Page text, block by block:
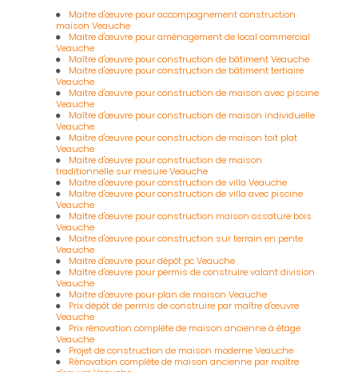
Maitre d'œuvre pour accompagnement construction
maison Veauche
Maitre d'œuvre pour aménagement de local commercial
Veauche
Maître d'œuvre pour construction de bâtiment Veauche
Maitre d'œuvre pour construction de bâtiment tertiaire
Veauche
Maitre d'œuvre pour construction de maison avec piscine
Veauche
Maître d'œuvre pour construction de maison individuelle
Veauche
Maitre d'œuvre pour construction de maison toit plat
Veauche
Maitre d'œuvre pour construction de maison
traditionnelle sur mesure Veauche
Maitre d'œuvre pour construction de villa Veauche
Maitre d'œuvre pour construction de villa avec piscine
Veauche
Maître d'œuvre pour construction maison ossature bois
Veauche
Maitre d'œuvre pour construction sur terrain en pente
Veauche
Maitre d'œuvre pour dépôt pc Veauche
Maître d'œuvre pour permis de construire valant division
Veauche
Maitre d'œuvre pour plan de maison Veauche
Prix dépôt de permis de construire par maître d'œuvre
Veauche
Prix rénovation complète de maison ancienne à étage
Veauche
Projet de construction de maison moderne Veauche
Rénovation complète de maison ancienne par maître